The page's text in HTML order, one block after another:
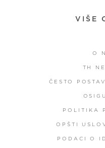
VIŠE
O
TH
ČESTO
POLITIKA
OPŠTI
PODACI O